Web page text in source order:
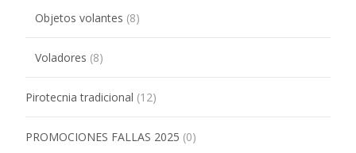
Objetos volantes (8)
Voladores (8)
Pirotecnia tradicional (12)
PROMOCIONES FALLAS 2025 (0)